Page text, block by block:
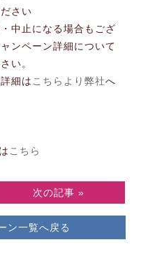
さい
中止になる場合もござ
ンペーン詳細について
い。
細は こちらより弊社へ
こちら
ン一覧へ戻る
次の記事 »